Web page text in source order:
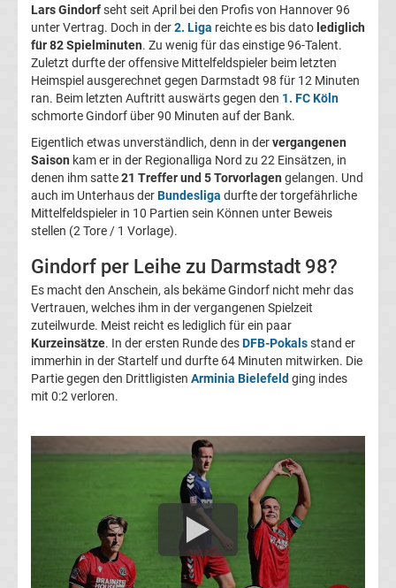
Transfergerüchte
1.
FC
Nürnberg
Transfergerüchte
FC
Saarbrücken
Transfergerüchte
Lars Gindorfseht seit April bei den Profis von Hannover 96
unter Vertrag. Doch in der2. Liga reichte es bis datolediglich
für 82 Spielminuten. Zu wenig für das einstige 96-Talent.
Zuletzt durfte der offensive Mittelfeldspieler beim letzten
Heimspiel ausgerechnet gegen Darmstadt 98 für 12 Minuten
ran. Beim letzten Auftritt auswärts gegen den 1. FC Köln
schmorte Gindorf über 90 Minuten auf der Bank.
Eigentlich etwas unverständlich, denn in dervergangenen
Saison kam er in der Regionalliga Nord zu 22 Einsätzen, in
denen ihm satte21 Treffer und 5 Torvorlagen gelangen. Und
auch im Unterhaus derBundesliga durfte der torgefährliche
Mittelfeldspieler in 10 Partien sein Können unter Beweis
stellen (2 Tore / 1 Vorlage).
Gindorf per Leihe zu Darmstadt 98?
Es macht den Anschein, als bekäme Gindorf nicht mehr das
Vertrauen, welches ihm in der vergangenen Spielzeit
zuteilwurde. Meist reicht es lediglich für ein paar
Kurzeinsätze. In der ersten Runde desDFB-Pokalsstand er
immerhin in der Startelf und durfte 64 Minuten mitwirken. Die
Partie gegen den Drittligisten Arminia Bielefeldging indes
mit 0:2 verloren.